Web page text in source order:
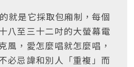
就是它採取包廂制，每個
八至三十二吋的大螢幕電
風，愛怎麼唱就怎麼唱，
必忌諱和別人「重複」而